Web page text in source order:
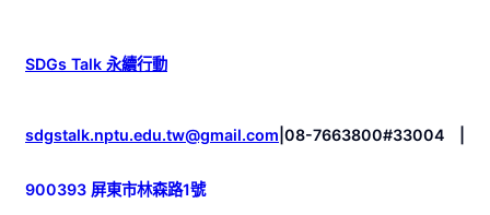
SDGs Talk 永續行動
sdgstalk.nptu.edu.tw@gmail.com 08-7663800#33004
900393 屏東市林森路1號